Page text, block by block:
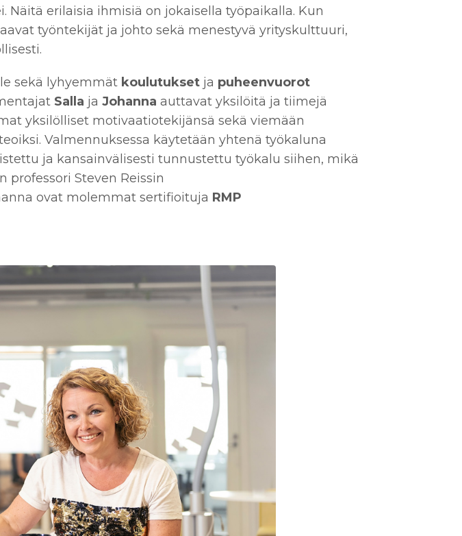
erilaisia ihmisiä on jokaisella työpaikalla. Kun
työntekijät ja johto sekä menestyvä yrityskulttuuri,
sekä lyhyemmät koulutuksetja puheenvuorot
Salla ja Johanna auttavat yksilöitä ja tiimejä
yksilölliset motivaatiotekijänsä sekä viemään
Valmennuksessa käytetään yhtenä työkaluna
ja kansainvälisesti tunnustettu työkalu siihen, mikä
professori Steven Reissin
ovat molemmat sertifioituja RMP